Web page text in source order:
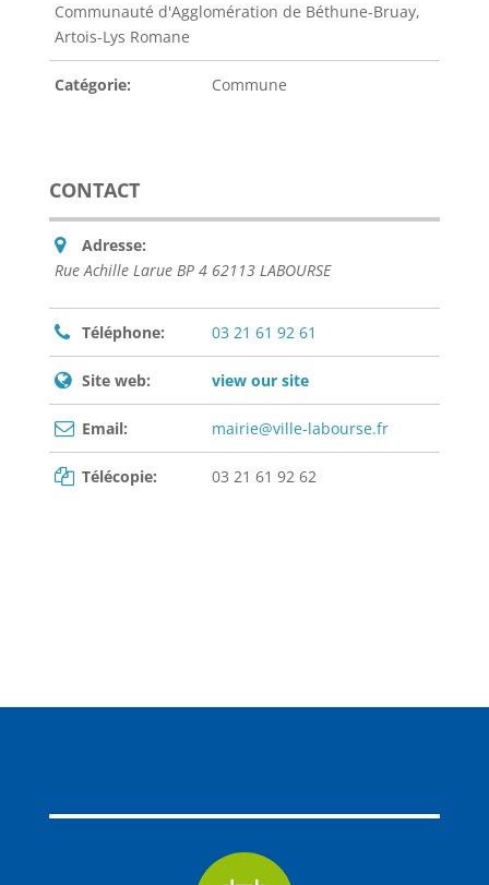
Communauté d'Agglomération de Béthune-Bruay,
Artois-Lys Romane
Catégorie: Commune
CONTACT
Adresse:
Rue Achille Larue BP 4 62113 LABOURSE
Téléphone: 03 21 61 92 61
Site web: view our site
Email: mairie@ville-labourse.fr
Télécopie: 03 21 61 92 62